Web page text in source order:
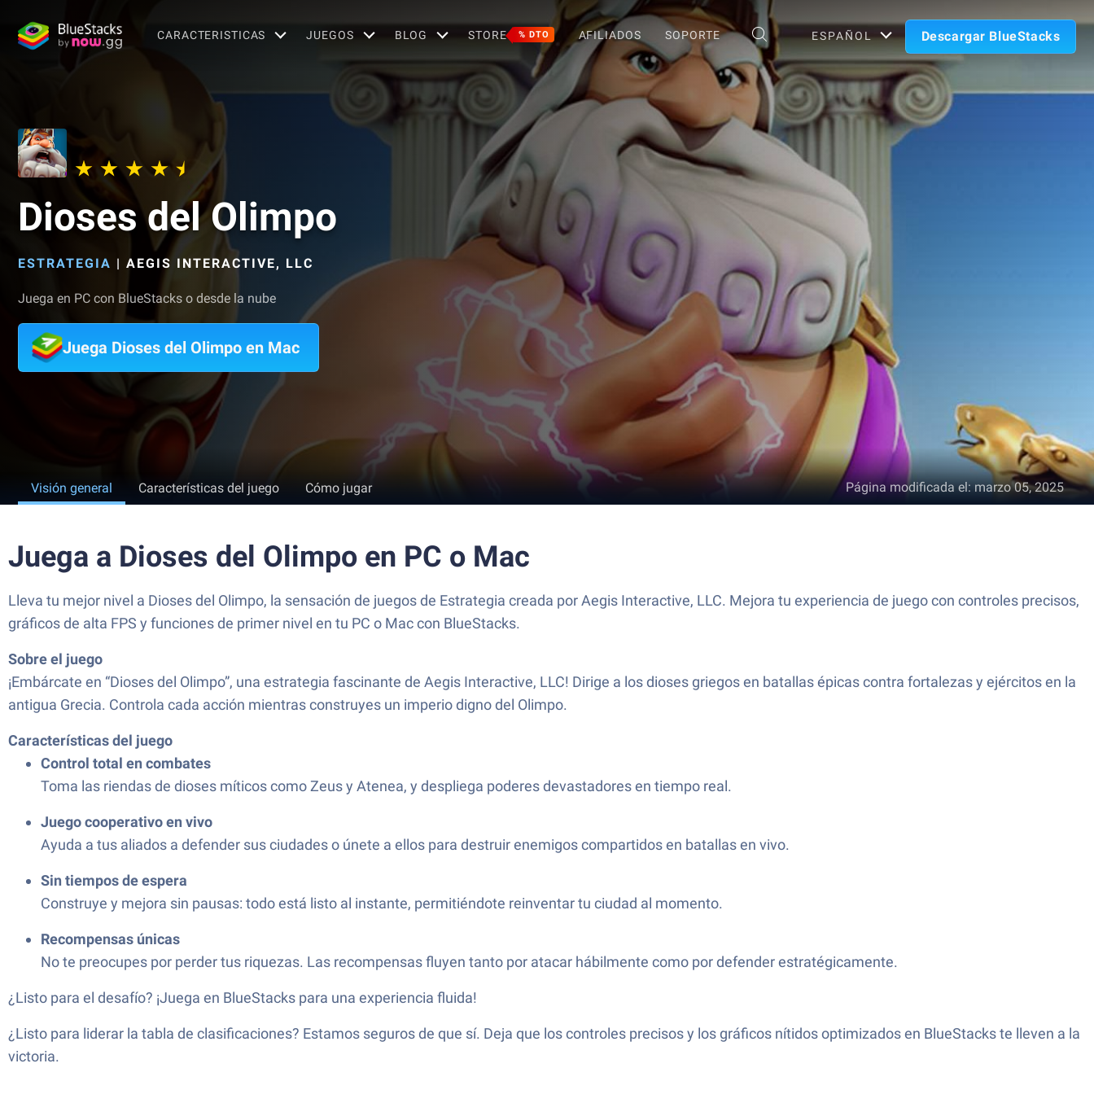
CARACTERISTICAS JUEGOS BLOG STORE % DTO AFILIADOS SOPORTE ESPAÑOL Descargar BlueStacks
Dioses del Olimpo
ESTRATEGIA | AEGIS INTERACTIVE, LLC
Juega en PC con BlueStacks o desde la nube
Juega Dioses del Olimpo en Mac
Visión general Características del juego Cómo jugar Página modificada el:marzo 05, 2025
Juega a Dioses del Olimpo en PC o Mac
Lleva tu mejor nivel a Dioses del Olimpo, la sensación de juegos de Estrategia creada por Aegis Interactive, LLC. Mejora tu experiencia de juego con controles precisos,
gráficos de alta FPS y funciones de primer nivel en tu PC o Mac con BlueStacks.
Sobre el juego
¡Embárcate en “Dioses del Olimpo”, una estrategia fascinante de Aegis Interactive, LLC! Dirige a los dioses griegos en batallas épicas contra fortalezas y ejércitos en la
antigua Grecia. Controla cada acción mientras construyes un imperio digno del Olimpo.
Características del juego
Control total en combates
Toma las riendas de dioses míticos como Zeus y Atenea, y despliega poderes devastadores en tiempo real.
Juego cooperativo en vivo
Ayuda a tus aliados a defender sus ciudades o únete a ellos para destruir enemigos compartidos en batallas en vivo.
Sin tiempos de espera
Construye y mejora sin pausas: todo está listo al instante, permitiéndote reinventar tu ciudad al momento.
Recompensas únicas
No te preocupes por perder tus riquezas. Las recompensas fluyen tanto por atacar hábilmente como por defender estratégicamente.
¿Listo para el desafío? ¡Juega en BlueStacks para una experiencia fluida!
¿Listo para liderar la tabla de clasificaciones? Estamos seguros de que sí. Deja que los controles precisos y los gráficos nítidos optimizados en BlueStacks te lleven a la
victoria.